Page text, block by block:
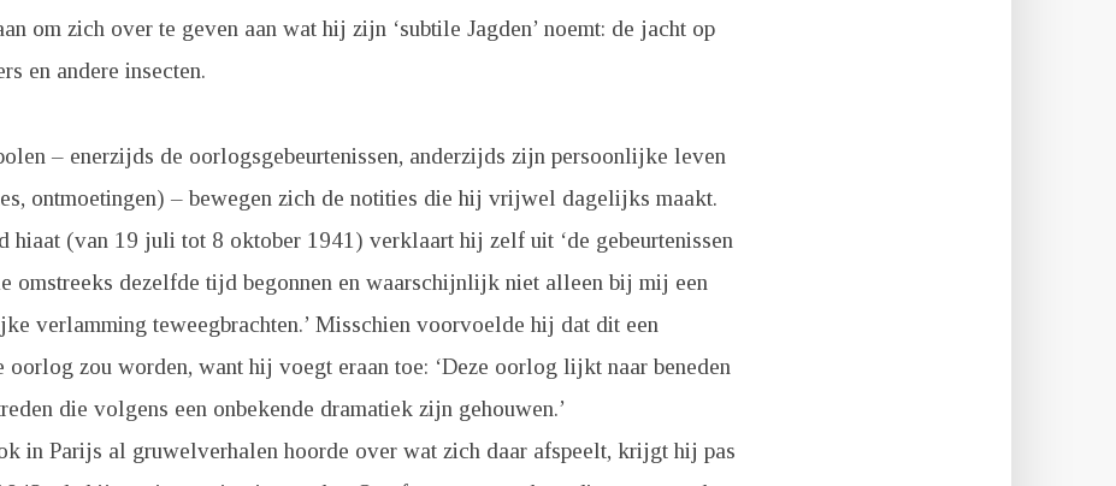
om zich over te geven aan wat hij zijn ‘subtile Jagden’ noemt: de jacht op
en andere insecten.
– enerzijds de oorlogsgebeurtenissen, anderzijds zijn persoonlijke leven
ontmoetingen) – bewegen zich de notities die hij vrijwel dagelijks maakt.
hiaat (van 19 juli tot 8 oktober 1941) verklaart hij zelf uit ‘de gebeurtenissen
omstreeks dezelfde tijd begonnen en waarschijnlijk niet alleen bij mij een
verlamming teweegbrachten.’ Misschien voorvoelde hij dat dit een
oorlog zou worden, want hij voegt eraan toe: ‘Deze oorlog lijkt naar beneden
die volgens een onbekende dramatiek zijn gehouwen.’
in Parijs al gruwelverhalen hoorde over wat zich daar afspeelt, krijgt hij pas